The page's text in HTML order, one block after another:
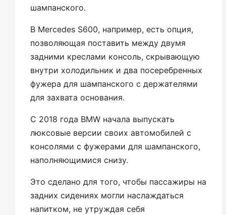
шампанского.
В Mercedes S600, например, есть опция,
позволяющая поставить между двумя
задними креслами консоль, скрывающую
внутри холодильник и два посеребренных
фужера для шампанского с держателями
для захвата основания.
С 2018 года BMW начала выпускать
люксовые версии своих автомобилей с
консолями с фужерами для шампанского,
наполняющимися снизу.
Это сделано для того, чтобы пассажиры на
задних сидениях могли наслаждаться
напитком, не утруждая себя